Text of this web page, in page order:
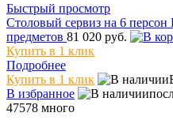
Быстрый просмотр
Столовый сервиз на 6 персон
предметов 81 020 руб.
Купить в 1 клик
Подробнее
Купить в 1 клик
В избранное
47578 много